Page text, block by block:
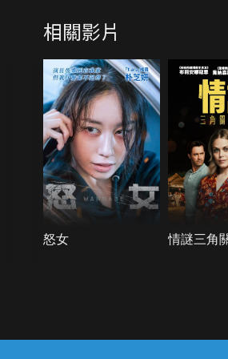
相關影片
怒女 情謎三角